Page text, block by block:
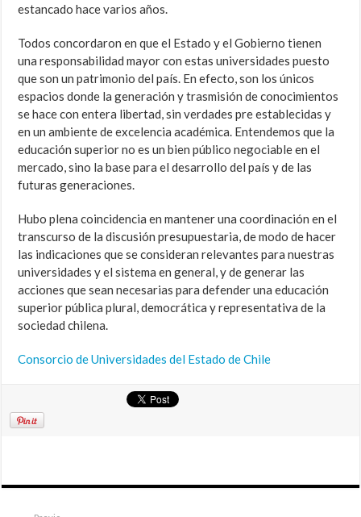
estancado hace varios años.
Todos concordaron en que el Estado y el Gobierno tienen
una responsabilidad mayor con estas universidades puesto
que son un patrimonio del país. En efecto, son los únicos
espacios donde la generación y trasmisión de conocimientos
se hace con entera libertad, sin verdades pre establecidas y
en un ambiente de excelencia académica. Entendemos que la
educación superior no es un bien público negociable en el
mercado, sino la base para el desarrollo del país y de las
futuras generaciones.
Hubo plena coincidencia en mantener una coordinación en el
transcurso de la discusión presupuestaria, de modo de hacer
las indicaciones que se consideran relevantes para nuestras
universidades y el sistema en general, y de generar las
acciones que sean necesarias para defender una educación
superior pública plural, democrática y representativa de la
sociedad chilena.
Consorcio de Universidades del Estado de Chile